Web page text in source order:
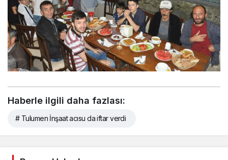
Haberle ilgili daha fazlası:
# Tulumen İnşaat acısu da iftar verdi